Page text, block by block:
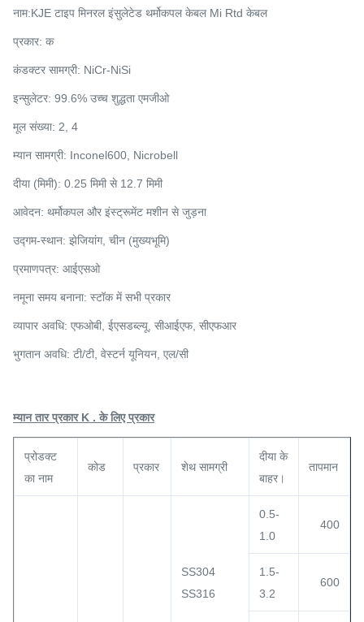
नाम:KJE टाइप मिनरल इंसुलेटेड थर्मोकपल केबल Mi Rtd केबल
प्रकार: क
कंडक्टर सामग्री: NiCr-NiSi
इन्सुलेटर: 99.6% उच्च शुद्धता एमजीओ
मूल संख्या: 2, 4
म्यान सामग्री: Inconel600, Nicrobell
दीया (मिमी): 0.25 मिमी से 12.7 मिमी
आवेदन: थर्मोकपल और इंस्ट्रूमेंट मशीन से जुड़ना
उद्गम-स्थान: झेजियांग, चीन (मुख्यभूमि)
प्रमाणपत्र: आईएसओ
नमूना समय बनाना: स्टॉक में सभी प्रकार
व्यापार अवधि: एफओबी, ईएसडब्ल्यू, सीआईएफ, सीएफआर
भुगतान अवधि: टी/टी, वेस्टर्न यूनियन , एल/सी
म्यान तार प्रकार K . के लिए प्रकार
प्रोडक्ट
का नाम
कोड प्रकार शेथ सामग्री
दीया के
बाहर।
तापमान
SS304
SS316
0.5-
1.0
400
1.5-
3.2
600